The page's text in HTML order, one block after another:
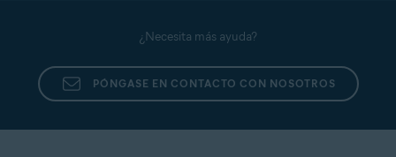
¿Necesita más ayuda?
PÓNGASE EN CONTACTO CON NOSOTROS